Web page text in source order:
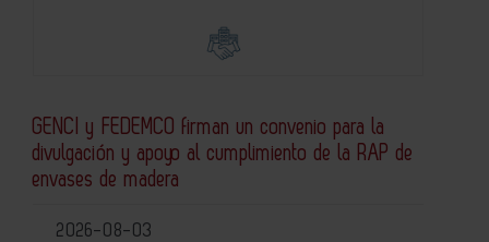
GENCI y FEDEMCO firman un convenio para la
divulgación y apoyo al cumplimiento de la RAP de
envases de madera
2026-08-03